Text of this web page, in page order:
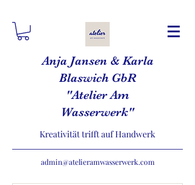
Anja Jansen & Karla
Blaswich GbR
"Atelier Am
Wasserwerk"
Kreativität trifft auf Handwerk
admin@atelieramwasserwerk.com